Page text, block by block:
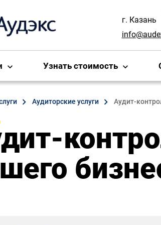
г. Казань
Узнать стоимость
Аудиторские услуги Аудит-